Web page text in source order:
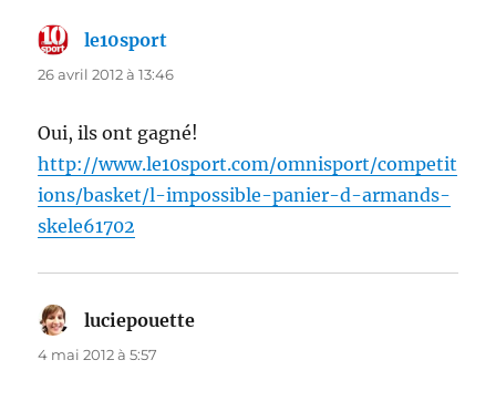
le10sport
26 avril 2012 à 13:46
Oui, ils ont gagné!
http://www.le10sport.com/omnisport/competit
ions/basket/l-impossible-panier-d-armands-
skele61702
luciepouette
4 mai 2012 à 5:57